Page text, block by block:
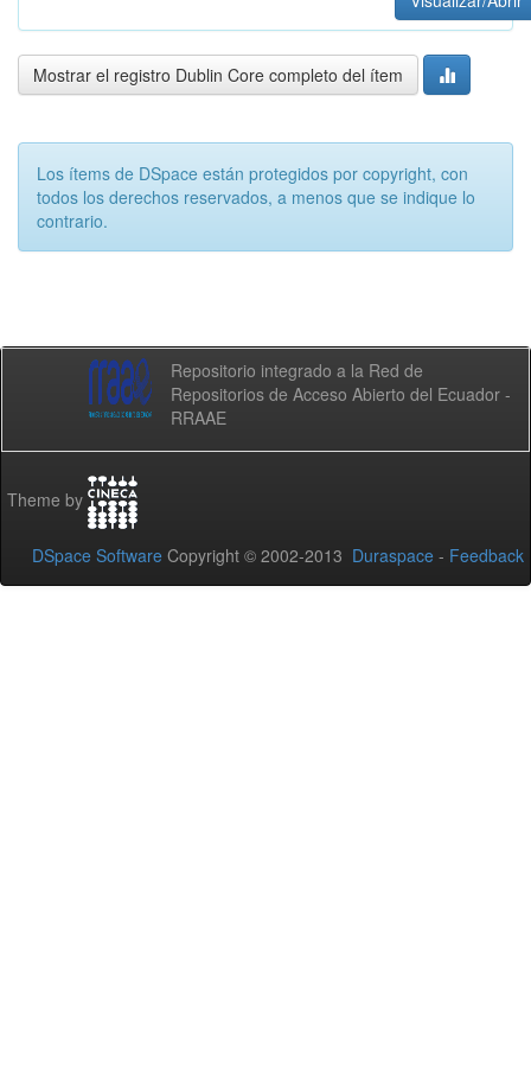
Mostrar el registro Dublin Core completo del ítem
Los ítems de DSpace están protegidos por copyright, con
todos los derechos reservados, a menos que se indique lo
contrario.
Repositorio integrado a la Red de
Repositorios de Acceso Abierto del Ecuador -
RRAAE
Theme by
DSpace Software Copyright © 2002-2013 Duraspace - Feedback